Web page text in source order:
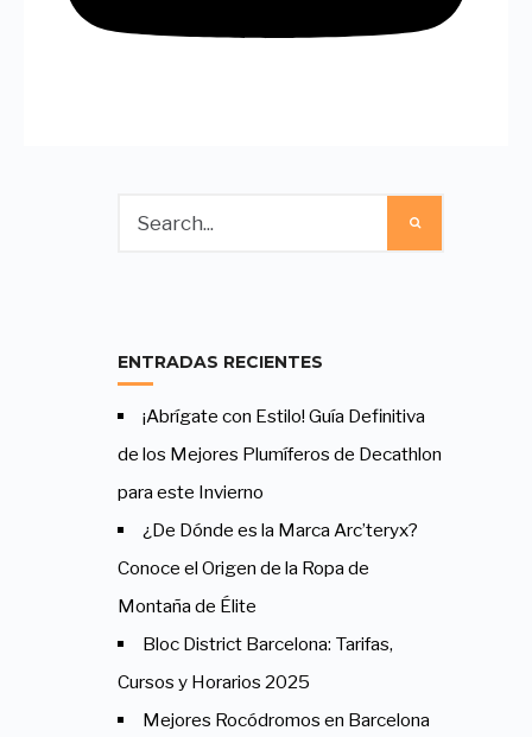
ENTRADAS RECIENTES
¡Abrígate con Estilo! Guía Definitiva
de los Mejores Plumíferos de Decathlon
para este Invierno
¿De Dónde es la Marca Arc’teryx?
Conoce el Origen de la Ropa de
Montaña de Élite
Bloc District Barcelona: Tarifas,
Cursos y Horarios 2025
Mejores Rocódromos en Barcelona